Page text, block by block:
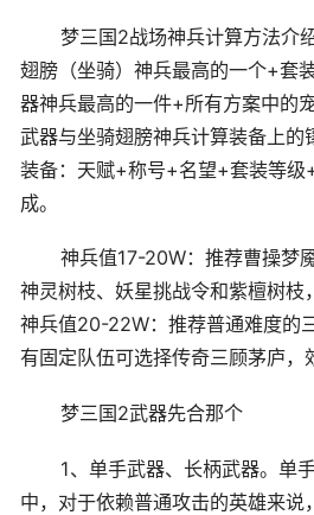
梦三国2战场神兵计算方法介
翅膀（坐骑）神兵最高的一个+套
器神兵最高的一件+所有方案中的
武器与坐骑翅膀神兵计算装备上的
装备：天赋+称号+名望+套装等级
成。
神兵值17-20W：推荐曹操梦
神灵树枝、妖星挑战令和紫檀树枝
神兵值20-22W：推荐普通难度的
有固定队伍可选择传奇三顾茅庐，
梦三国2武器先合那个
1、单手武器、长柄武器。单
中，对于依赖普通攻击的英雄来说